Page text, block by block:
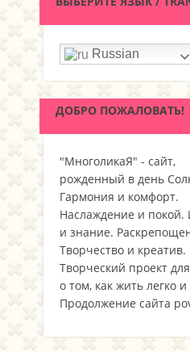
Russian
ДОБРО ПОЖАЛОВАТЬ!
"МноголикаЯ" - сайт,
рожденный в день
Гармония и комфорт.
Наслаждение и покой.
и знание.
Творчество и креатив.
Творческий проект
о том, как жить легко
Продолжение сайта